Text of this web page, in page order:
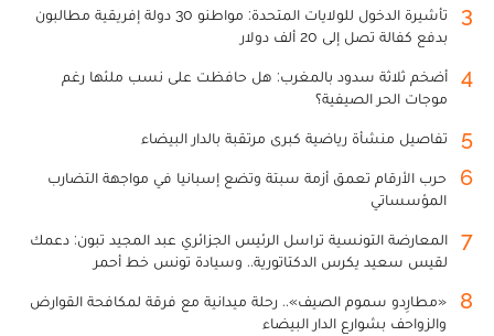
3
تأشيرة الدخول للولايات المتحدة: مواطنو 30 دولة إفريقية مطالبون
بدفع كفالة تصل إلى 20 ألف دولار
4
أضخم ثلاثة سدود بالمغرب: هل حافظت على نسب ملئها رغم
موجات الحر الصيفية؟
5 تفاصيل منشأة رياضية كبرى مرتقبة بالدار البيضاء
6
حرب الأرقام تعمق أزمة سبتة وتضع إسبانيا في مواجهة التضارب
المؤسساتي
7
المعارضة التونسية تراسل الرئيس الجزائري عبد المجيد تبون: دعمك
لقيس سعيد يكرس الدكتاتورية.. وسيادة تونس خط أحمر
8
«مطارِدو سموم الصيف».. رحلة ميدانية مع فرقة لمكافحة القوارض
والزواحف بشوارع الدار البيضاء